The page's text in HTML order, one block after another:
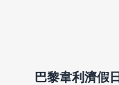
巴黎韋利濟假